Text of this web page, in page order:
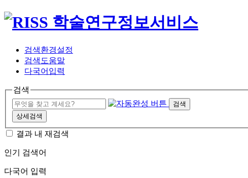
검색환경설정
검색도움말
다국어입력
검색
검색
상세검색
결과 내 재검색
인기 검색어
다국어 입력